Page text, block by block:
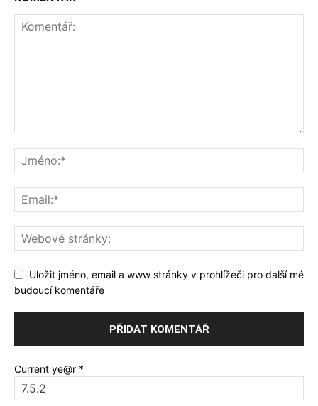
Uložit jméno, email a www stránky v prohlížeči pro další mé
budoucí komentáře
Current ye@r *